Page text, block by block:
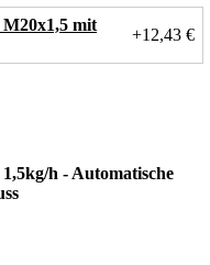
M20x1,5 mit
+12,43 €
h - Automatische